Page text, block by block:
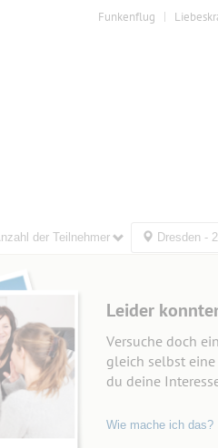
Funkenflug
der Teilnehmer Dresden -
Leider
Versuche doch
gleich selbst
du deine
Wie mache ich das?